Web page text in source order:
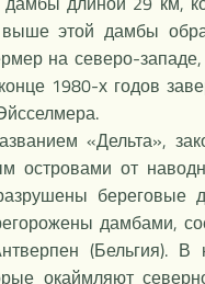
этой дамбы
на северо-
1980-х годов
«Дельта»,
островами от
береговые
дамбами,
(Бельгия).
окаймляют